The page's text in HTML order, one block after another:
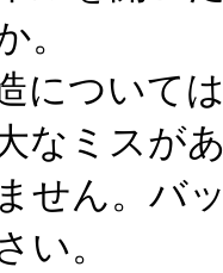
。
について
なミスが
せん。バ
い。